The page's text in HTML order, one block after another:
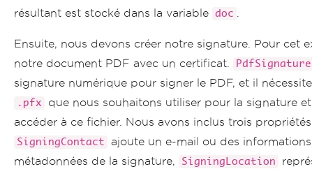
résultant est stocké dans la variable doc
Ensuite, nous devons créer notre signature. Pour cet
notre document PDF avec un certificat.
PdfSignature
signature numérique pour signer le PDF, et il
.pfx
que nous souhaitons utiliser pour la signature
accéder à ce fichier. Nous avons inclus trois
SigningContact
ajoute un e-mail ou des
métadonnées de la signature,
SigningLocation